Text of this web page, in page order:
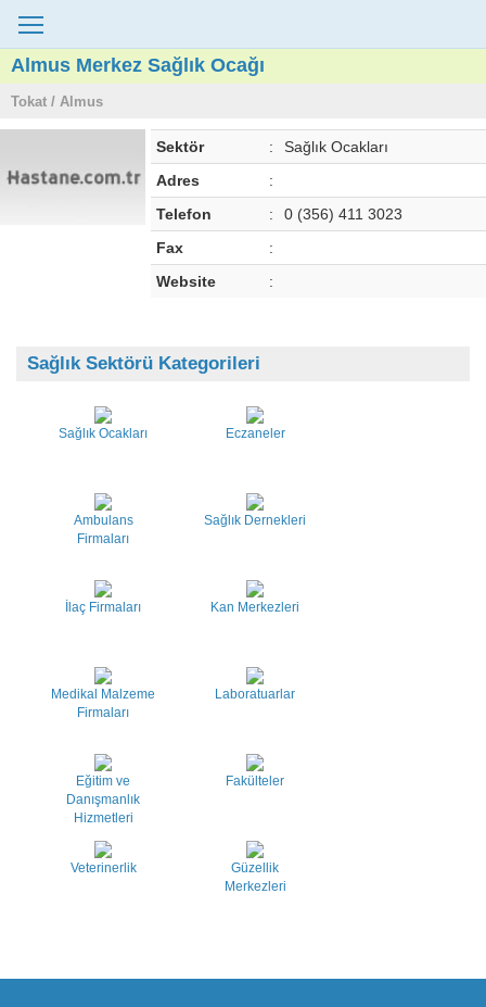
Almus Merkez Sağlık Ocağı
Tokat / Almus
Sektör :
Sağlık Ocakları
Adres
:
Telefon
:
0 (356) 411 3023
Fax
:
Website
:
Sağlık Sektörü Kategorileri
Sağlık Ocakları Eczaneler
Ambulans
Firmaları
Sağlık Dernekleri
İlaç Firmaları Kan Merkezleri
Medikal Malzeme
Firmaları
Laboratuarlar
Eğitim ve
Danışmanlık
Hizmetleri
Fakülteler
Veterinerlik
Güzellik
Merkezleri